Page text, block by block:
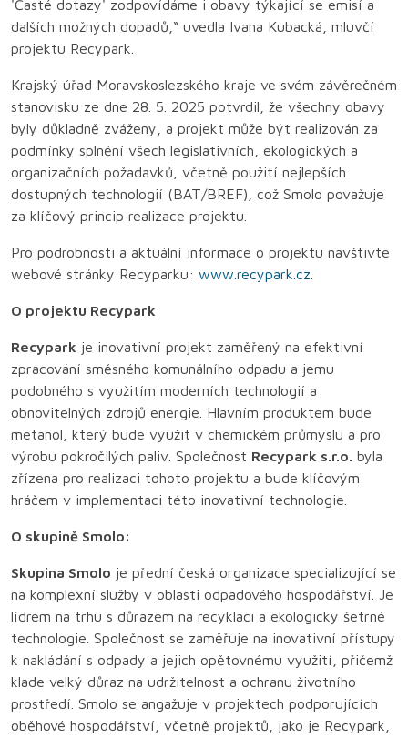
'Časté dotazy' zodpovídáme i obavy týkající se emisí a
dalších možných dopadů,“ uvedla Ivana Kubacká, mluvčí
projektu Recypark.
Krajský úřad Moravskoslezského kraje ve svém závěrečném
stanovisku ze dne 28. 5. 2025 potvrdil, že všechny obavy
byly důkladně zváženy, a projekt může být realizován za
podmínky splnění všech legislativních, ekologických a
organizačních požadavků, včetně použití nejlepších
dostupných technologií (BAT/BREF), což Smolo považuje
za klíčový princip realizace projektu.
Pro podrobnosti a aktuální informace o projektu navštivte
webové stránky Recyparku: www.recypark.cz
O projektu Recypark
Recypark je inovativní projekt zaměřený na efektivní
zpracování směsného komunálního odpadu a jemu
podobného s využitím moderních technologií a
obnovitelných zdrojů energie. Hlavním produktem bude
metanol, který bude využit v chemickém průmyslu a pro
výrobu pokročilých paliv. Společnost Recypark s.r.o. byla
zřízena pro realizaci tohoto projektu a bude klíčovým
hráčem v implementaci této inovativní technologie.
O skupině Smolo:
Skupina Smolo je přední česká organizace specializující se
na komplexní služby v oblasti odpadového hospodářství. Je
lídrem na trhu s důrazem na recyklaci a ekologicky šetrné
technologie. Společnost se zaměřuje na inovativní přístupy
k nakládání s odpady a jejich opětovnému využití, přičemž
klade velký důraz na udržitelnost a ochranu životního
prostředí. Smolo se angažuje v projektech podporujících
oběhové hospodářství, včetně projektů, jako je Recypark,